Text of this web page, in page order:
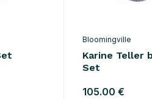
Bloomingville
Karine Teller
Set
105.00 €